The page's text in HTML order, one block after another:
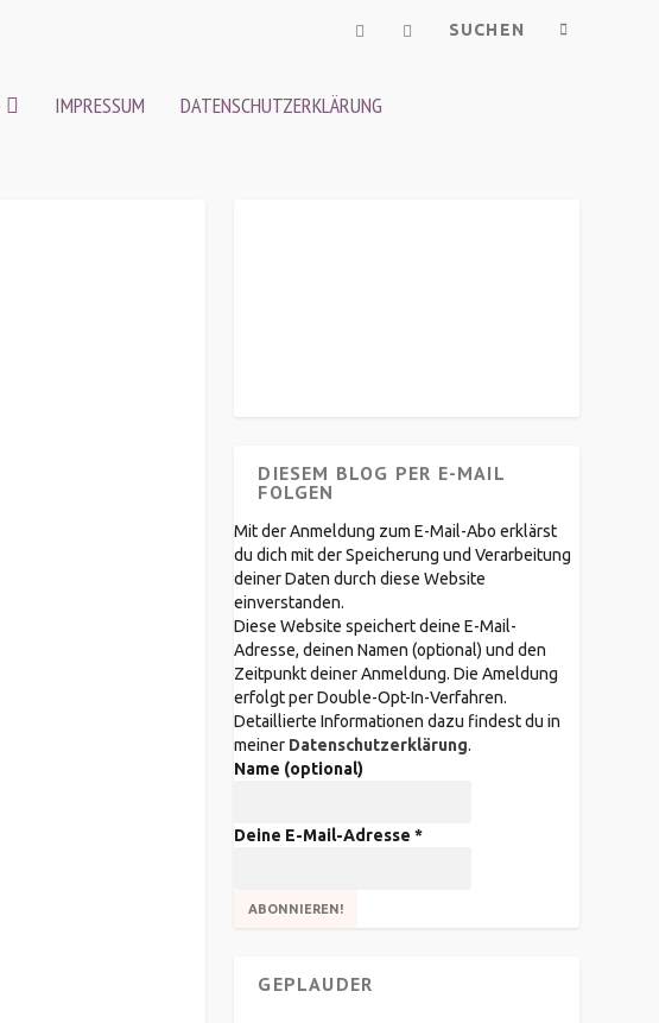
IMPRESSUM DATENSCHUTZERKLÄRUNG
DIESEM BLOG PER E-MAIL
FOLGEN
Mit der Anmeldung zum E-Mail-Abo erklärst
du dich mit der Speicherung und Verarbeitung
deiner Daten durch diese Website
einverstanden.
Diese Website speichert deine E-Mail-
Adresse, deinen Namen (optional) und den
Zeitpunkt deiner Anmeldung. Die Ameldung
erfolgt per Double-Opt-In-Verfahren.
Detaillierte Informationen dazu findest du in
meiner Datenschutzerklärung.
Name (optional)
Deine E-Mail-Adresse*
GEPLAUDER